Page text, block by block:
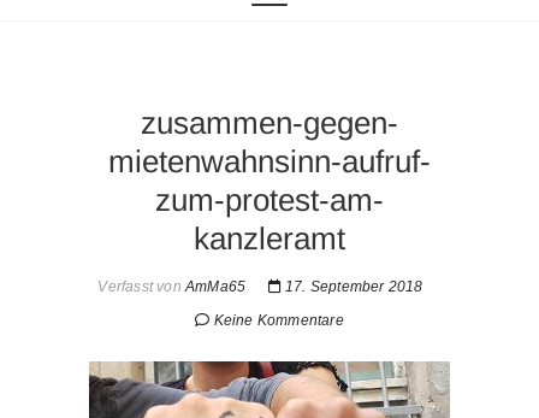
zusammen-gegen-
mietenwahnsinn-aufruf-
zum-protest-am-
kanzleramt
Verfasst von AmMa65
17. September 2018
Keine Kommentare